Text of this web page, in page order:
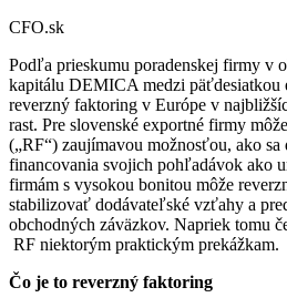
CFO.sk
Podľa prieskumu poradenskej firmy v
kapitálu DEMICA medzi päťdesiatkou
reverzný faktoring v Európe v
rast. Pre slovenské exportné firmy
(„RF“) zaujímavou možnosťou, ako
financovania svojich pohľadávok ako
firmám s vysokou bonitou môže
stabilizovať dodávateľské vzťahy a
obchodných záväzkov. Napriek tomu
RF niektorým praktickým prekážkam.
Čo je to reverzný faktoring